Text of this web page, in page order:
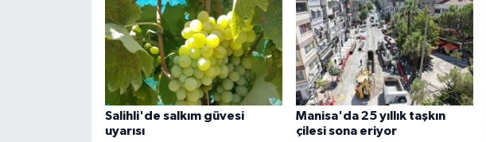
Salihli'de salkım güvesi
uyarısı
Manisa'da 25 yıllık taşkın
çilesi sona eriyor